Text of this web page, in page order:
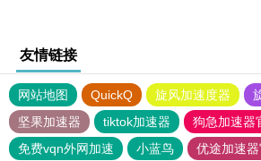
友情链接
网站地图 QuickQ 旋风加速度器
坚果加速器
tiktok加速器
狗急加速器
免费vqn外网加速
小蓝鸟 优途加速器